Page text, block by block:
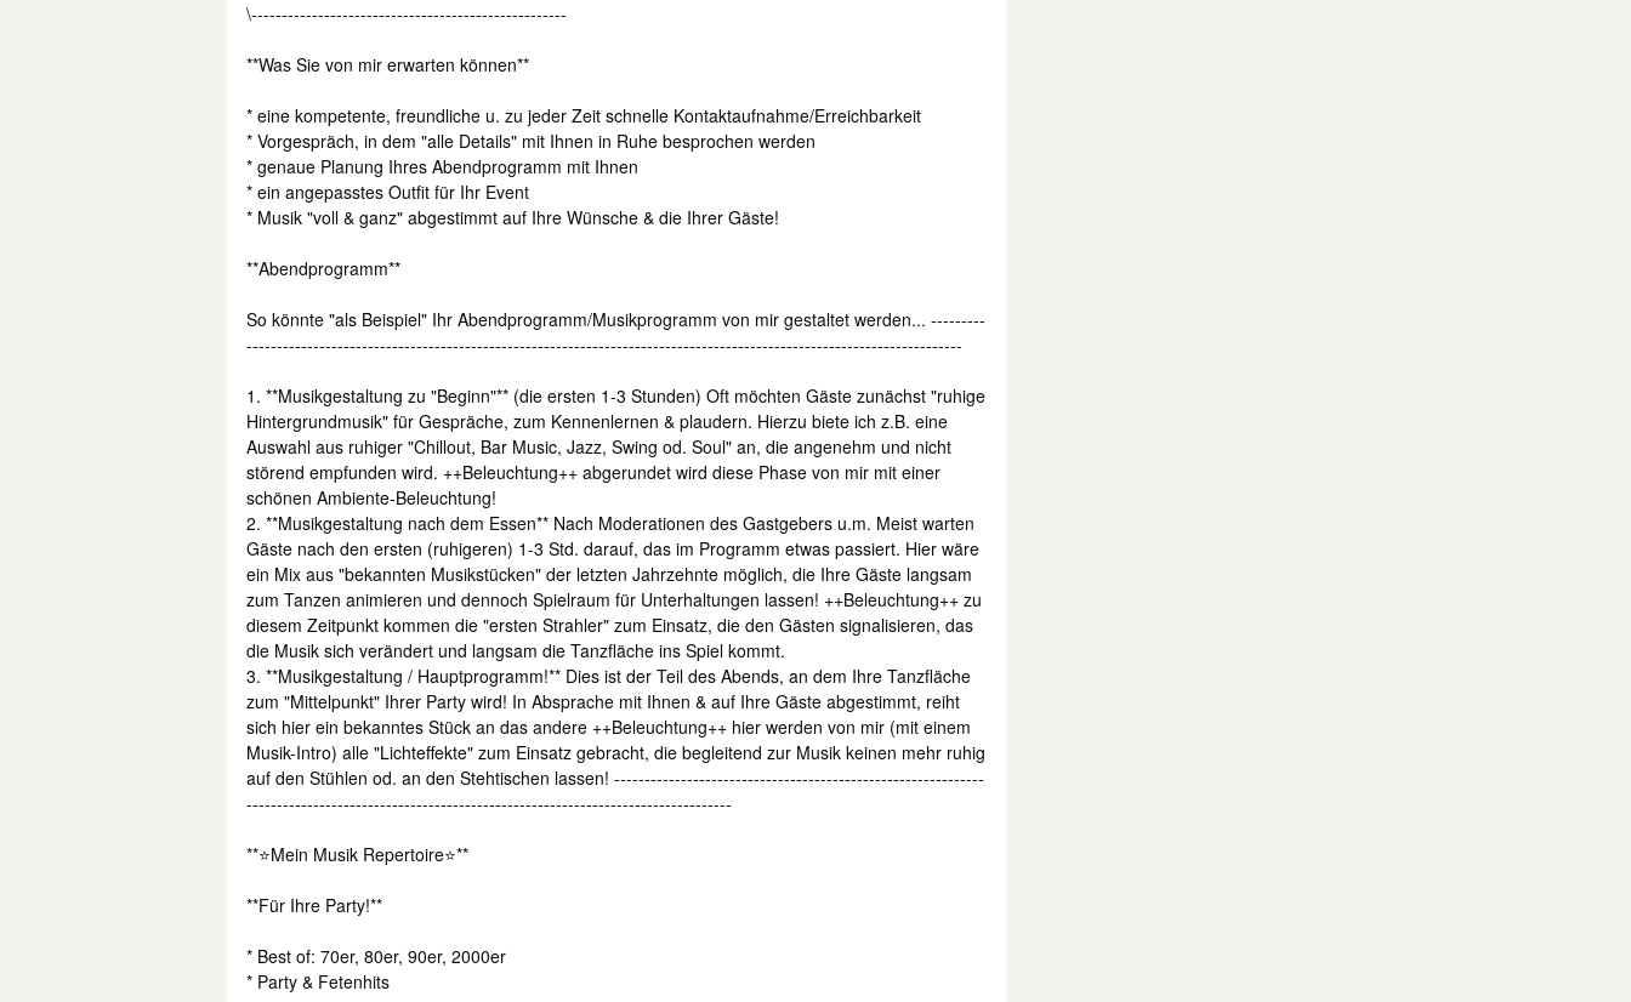
\----------------------------------------------------
**Was Sie von mir erwarten können**
* eine kompetente, freundliche u. zu jeder Zeit schnelle Kontaktaufnahme/Erreichbarkeit
* Vorgespräch, in dem "alle Details" mit Ihnen in Ruhe besprochen werden
* genaue Planung Ihres Abendprogramm mit Ihnen
* ein angepasstes Outfit für Ihr Event
* Musik "voll & ganz" abgestimmt auf Ihre Wünsche & die Ihrer Gäste!
**Abendprogramm**
So könnte "als Beispiel" Ihr Abendprogramm/Musikprogramm von mir gestaltet werden... ---------
----------------------------------------------------------------------------------------------------------------------
1. **Musikgestaltung zu "Beginn"** (die ersten 1-3 Stunden) Oft möchten Gäste zunächst "ruhige
Hintergrundmusik" für Gespräche, zum Kennenlernen & plaudern. Hierzu biete ich z.B. eine
Auswahl aus ruhiger "Chillout, Bar Music, Jazz, Swing od. Soul" an, die angenehm und nicht
störend empfunden wird. ++Beleuchtung++ abgerundet wird diese Phase von mir mit einer
schönen Ambiente-Beleuchtung!
2. **Musikgestaltung nach dem Essen** Nach Moderationen des Gastgebers u.m. Meist warten
Gäste nach den ersten (ruhigeren) 1-3 Std. darauf, das im Programm etwas passiert. Hier wäre
ein Mix aus "bekannten Musikstücken" der letzten Jahrzehnte möglich, die Ihre Gäste langsam
zum Tanzen animieren und dennoch Spielraum für Unterhaltungen lassen! ++Beleuchtung++ zu
diesem Zeitpunkt kommen die "ersten Strahler" zum Einsatz, die den Gästen signalisieren, das
die Musik sich verändert und langsam die Tanzfläche ins Spiel kommt.
3. **Musikgestaltung / Hauptprogramm!** Dies ist der Teil des Abends, an dem Ihre Tanzfläche
zum "Mittelpunkt" Ihrer Party wird! In Absprache mit Ihnen & auf Ihre Gäste abgestimmt, reiht
sich hier ein bekanntes Stück an das andere ++Beleuchtung++ hier werden von mir (mit einem
Musik-Intro) alle "Lichteffekte" zum Einsatz gebracht, die begleitend zur Musik keinen mehr ruhig
auf den Stühlen od. an den Stehtischen lassen! -------------------------------------------------------------
--------------------------------------------------------------------------------
**⭐Mein Musik Repertoire⭐**
**Für Ihre Party!**
* Best of: 70er, 80er, 90er, 2000er
* Party & Fetenhits